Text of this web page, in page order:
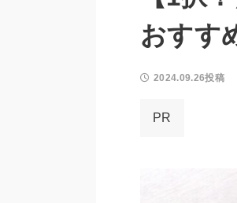
おすす
2024.09.26投稿
PR